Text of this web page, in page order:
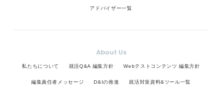
アドバイザー一覧
About Us
私たちについて 就活Q&A 編集方針 Webテストコンテンツ 編集方針
編集責任者メッセージ D&Iの推進 就活対策資料&ツール一覧